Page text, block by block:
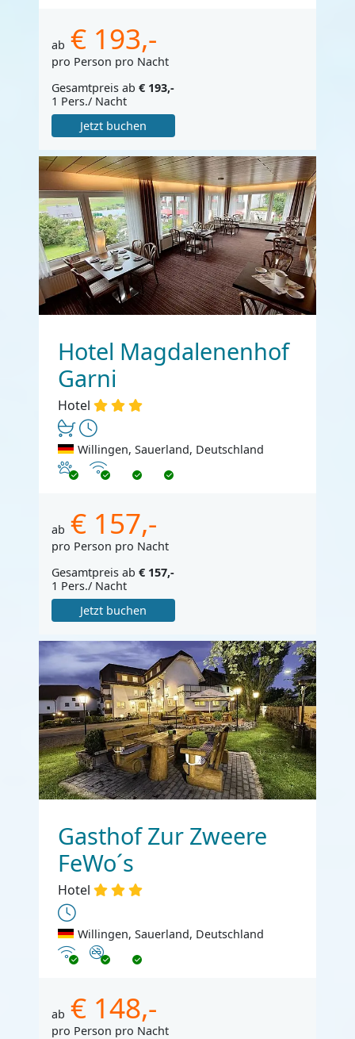
ab € 193,-
pro Person pro Nacht
Gesamtpreis ab € 193,-
1 Pers./ Nacht
Jetzt buchen
Hotel Magdalenenhof
Garni
Hotel
Willingen, Sauerland, Deutschland
Haustiere erlaubt
Internet
ab € 157,-
pro Person pro Nacht
Gesamtpreis ab € 157,-
1 Pers./ Nacht
Jetzt buchen
Gasthof Zur Zweere
FeWo´s
Hotel
Willingen, Sauerland, Deutschland
InternetNichtraucher
ab € 148,-
pro Person pro Nacht